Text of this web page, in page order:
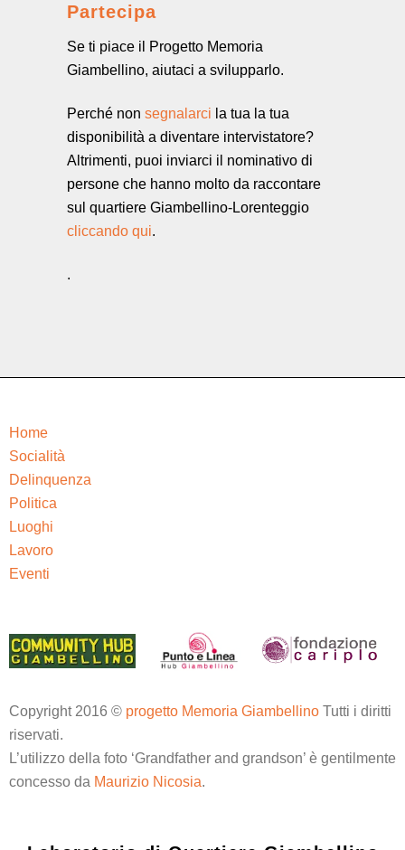
Partecipa
Se ti piace il Progetto Memoria
Giambellino, aiutaci a svilupparlo.
Perché non segnalarci la tua la tua
disponibilità a diventare intervistatore?
Altrimenti, puoi inviarci il nominativo di
persone che hanno molto da raccontare
sul quartiere Giambellino-Lorenteggio
cliccando qui.
.
Home
Socialità
Delinquenza
Politica
Luoghi
Lavoro
Eventi
Copyright 2016 © progetto Memoria Giambellino Tutti i diritti
riservati.
L’utilizzo della foto ‘Grandfather and grandson’ è gentilmente
concesso da Maurizio Nicosia.